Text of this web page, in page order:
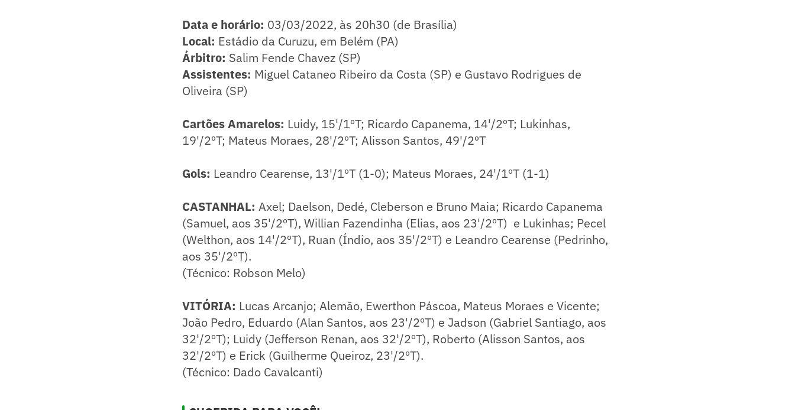
Data e horário: 03/03/2022, às 20h30 (de Brasília)
​Local: Estádio da Curuzu, em Belém (PA)
Árbitro: Salim Fende Chavez (SP)
Assistentes: Miguel Cataneo Ribeiro da Costa (SP) e Gustavo Rodrigues de
Oliveira (SP)
Cartões Amarelos: Luidy, 15'/1ºT; Ricardo Capanema, 14'/2ºT; Lukinhas,
19'/2ºT; Mateus Moraes, 28'/2ºT; Alisson Santos, 49'/2ºT
Gols: Leandro Cearense, 13'/1ºT (1-0); Mateus Moraes, 24'/1ºT (1-1)
CASTANHAL: Axel; Daelson, Dedé, Cleberson e Bruno Maia; Ricardo Capanema
(Samuel, aos 35'/2ºT), Willian Fazendinha (Elias, aos 23'/2ºT) e Lukinhas; Pecel
(Welthon, aos 14'/2ºT), Ruan (Índio, aos 35'/2ºT) e Leandro Cearense (Pedrinho,
aos 35'/2ºT).
(Técnico: Robson Melo)
VITÓRIA: Lucas Arcanjo; Alemão, Ewerthon Páscoa, Mateus Moraes e Vicente;
João Pedro, Eduardo (Alan Santos, aos 23'/2ºT) e Jadson (Gabriel Santiago, aos
32'/2ºT); Luidy (Jefferson Renan, aos 32'/2ºT), Roberto (Alisson Santos, aos
32'/2ºT) e Erick (Guilherme Queiroz, 23'/2ºT).
(Técnico: Dado Cavalcanti)